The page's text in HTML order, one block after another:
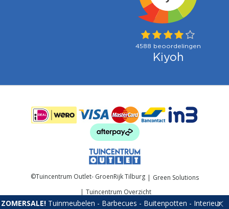
ZOMERSALE!Tuinmeubelen - Barbecues - Buitenpotten - Interieur
©Tuincentrum Outlet- GroenRijk Tilburg
Green Solutions
Tuincentrum Overzicht